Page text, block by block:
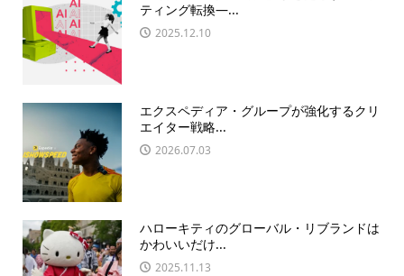
ティング転換—...
2025.12.10
エクスペディア・グループが強化するクリ
エイター戦略...
2026.07.03
ハローキティのグローバル・リブランドは
かわいいだけ...
2025.11.13